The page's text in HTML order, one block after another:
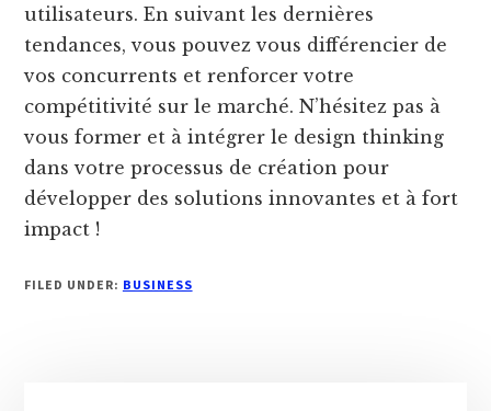
utilisateurs. En suivant les dernières
tendances, vous pouvez vous différencier de
vos concurrents et renforcer votre
compétitivité sur le marché. N’hésitez pas à
vous former et à intégrer le design thinking
dans votre processus de création pour
développer des solutions innovantes et à fort
impact !
FILED UNDER: BUSINESS